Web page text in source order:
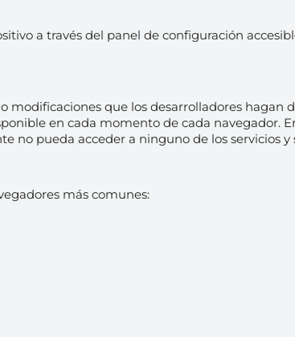
a través del panel de configuración
que los desarrolladores hagan
en cada momento de cada navegador.
pueda acceder a ninguno de los servicios y
más comunes: